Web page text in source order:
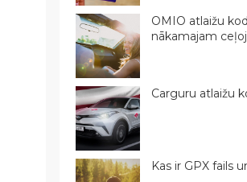
OMIO atlaižu
nākamajam
Carguru atlaižu
Kas ir GPX fails